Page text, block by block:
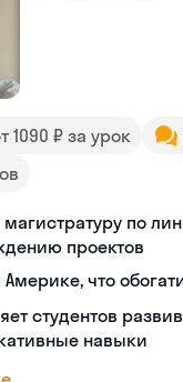
1090 ₽ за урок
по
проектов
Америке, что
студентов
навыки